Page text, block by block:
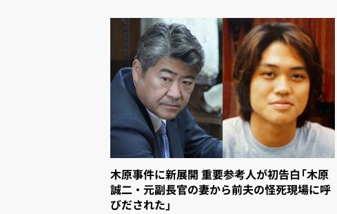
木原事件に新展開 重要参考人が初告白「木原
誠二・元副長官の妻から前夫の怪死現場に呼
びだされた」